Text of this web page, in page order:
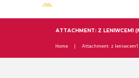
ATTACHMENT: Z LENIWCEM1
Home Attachment: z